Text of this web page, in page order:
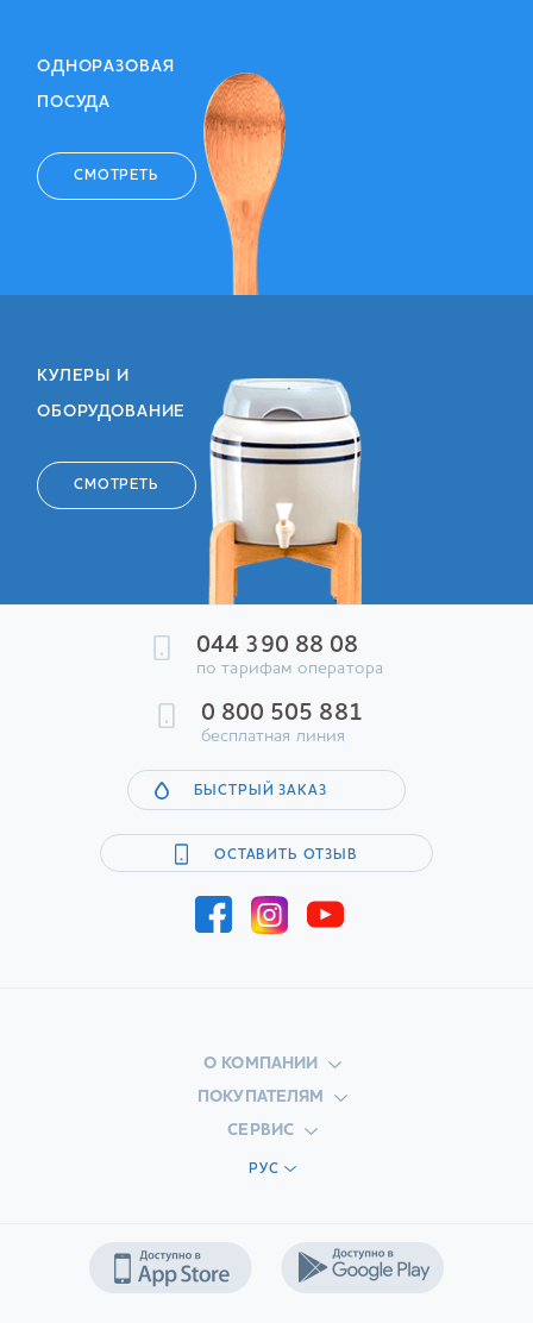
ОДНОРАЗОВАЯ
ПОСУДА
СМОТРЕТЬ
КУЛЕРЫ И
ОБОРУДОВАНИЕ
СМОТРЕТЬ
044 390 88 08
по тарифам оператора
0 800 505 881
бесплатная линия
БЫСТРЫЙ ЗАКАЗ
ОСТАВИТЬ ОТЗЫВ
О КОМПАНИИ
ПОКУПАТЕЛЯМ
СЕРВИС
РУС